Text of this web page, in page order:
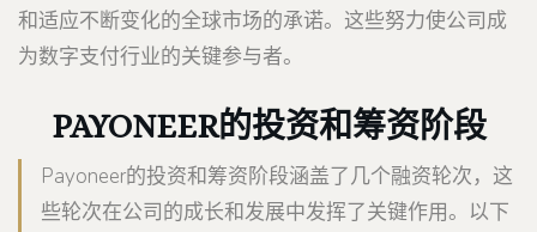
和适应不断变化的全球市场的承诺。这些努力使公司成
为数字支付行业的关键参与者。
PAYONEER的投资和筹资阶段
Payoneer的投资和筹资阶段涵盖了几个融资轮次，这
些轮次在公司的成长和发展中发挥了关键作用。以下